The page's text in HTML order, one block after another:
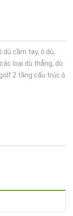
dù cầm tay, ô dù,
loại dù thẳng, dù
2 tầng cấu trúc ô